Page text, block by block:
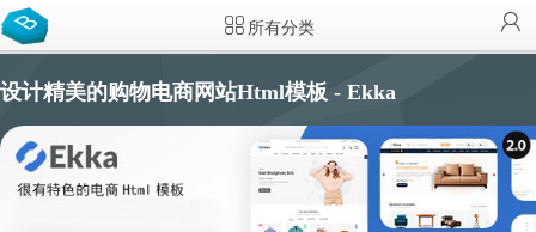
所有分类
设计精美的购物电商网站Html模板 - Ekka